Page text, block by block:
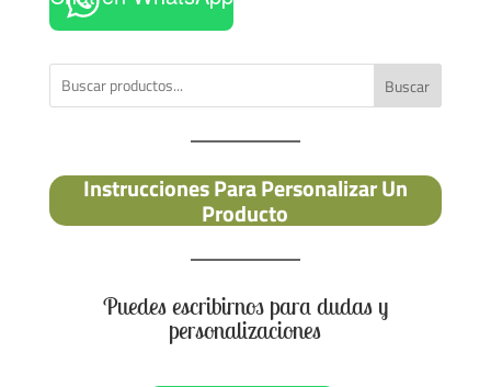
Buscar
Instrucciones Para Personalizar Un
Producto
Puedes escribirnos para dudas y
personalizaciones